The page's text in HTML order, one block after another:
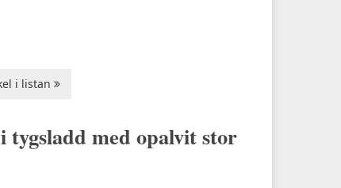
i listan
tygsladd med opalvit stor